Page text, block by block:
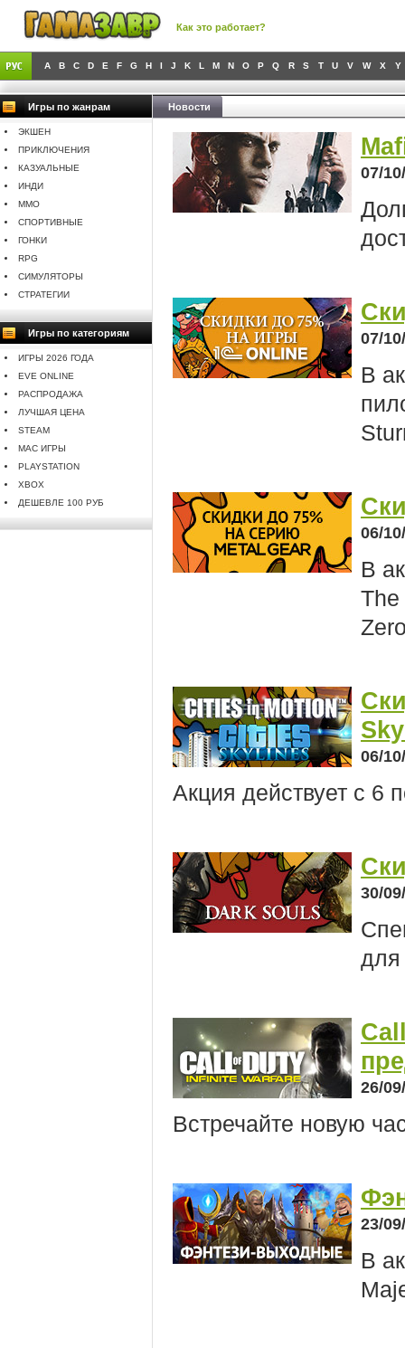
Как это работает?
A B C D E F G H I J K L M N O P Q R S T U V W X Y
Игры по жанрам
ЭКШЕН
ПРИКЛЮЧЕНИЯ
КАЗУАЛЬНЫЕ
ИНДИ
MMO
СПОРТИВНЫЕ
ГОНКИ
RPG
СИМУЛЯТОРЫ
СТРАТЕГИИ
Игры по категориям
ИГРЫ 2026 ГОДА
EVE ONLINE
РАСПРОДАЖА
ЛУЧШАЯ ЦЕНА
STEAM
MAC ИГРЫ
PLAYSTATION
XBOX
ДЕШЕВЛЕ 100 РУБ
Новости
07/
07/
В
06/
В
06/
Акция действует с 6
30/
для
26/
Встречайте новую
23/
В